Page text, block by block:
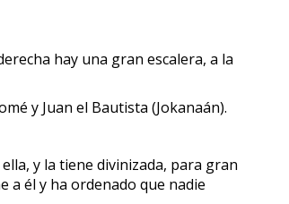
hay una gran escalera, a la
y Juan el Bautista (Jokanaán).
y la tiene divinizada, para gran
a él y ha ordenado que nadie